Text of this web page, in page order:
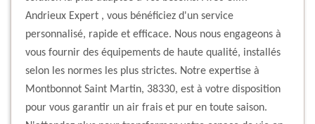
Andrieux Expert , vous bénéficiez d'un service
personnalisé, rapide et efficace. Nous nous engageons à
vous fournir des équipements de haute qualité, installés
selon les normes les plus strictes. Notre expertise à
Montbonnot Saint Martin, 38330, est à votre disposition
pour vous garantir un air frais et pur en toute saison.